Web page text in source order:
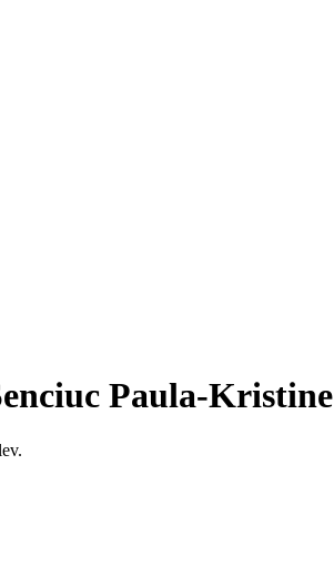
Paula-Kristine